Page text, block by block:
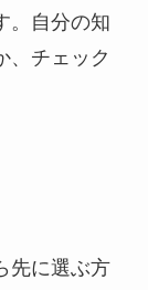
。自分の知
、チェック
先に選ぶ方